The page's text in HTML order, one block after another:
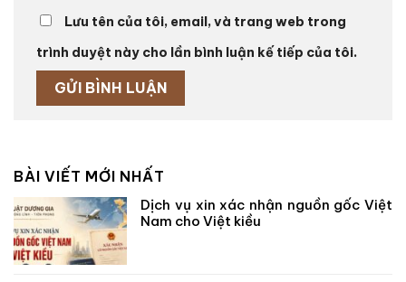
Lưu tên của tôi, email, và trang web trong
trình duyệt này cho lần bình luận kế tiếp của tôi.
BÀI VIẾT MỚI NHẤT
Dịch vụ xin xác nhận nguồn gốc Việt
Nam cho Việt kiều